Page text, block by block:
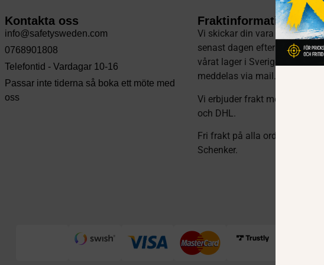
Kontakta oss
info@safetysweden.com
0768901808
Telefontid - Vardagar 10-16
Passar inte tiderna så boka ett möte med
oss
Fraktinformation
Vi skickar din vara samma
senast dagen efter din
vårat lager i Sverige.
meddelas via mail .
Vi erbjuder frakt med
och DHL.
Fri frakt på alla order över
Schenker.